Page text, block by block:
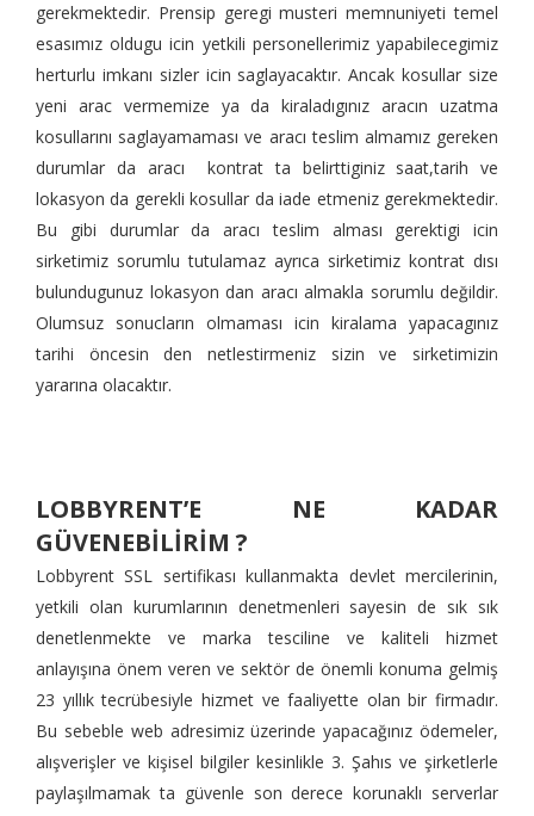
gerekmektedir. Prensip geregi musteri memnuniyeti temel
esasımız oldugu icin yetkili personellerimiz yapabilecegimiz
herturlu imkanı sizler icin saglayacaktır. Ancak kosullar size
yeni arac vermemize ya da kiraladıgınız aracın uzatma
kosullarını saglayamaması ve aracı teslim almamız gereken
durumlar da aracı kontrat ta belirttiginiz saat,tarih ve
lokasyon da gerekli kosullar da iade etmeniz gerekmektedir.
Bu gibi durumlar da aracı teslim alması gerektigi icin
sirketimiz sorumlu tutulamaz ayrıca sirketimiz kontrat dısı
bulundugunuz lokasyon dan aracı almakla sorumlu değildir.
Olumsuz sonucların olmaması icin kiralama yapacagınız
tarihi öncesin den netlestirmeniz sizin ve sirketimizin
yararına olacaktır.
LOBBYRENT’E NE KADAR
GÜVENEBİLİRİM ?
Lobbyrent SSL sertifikası kullanmakta devlet mercilerinin,
yetkili olan kurumlarının denetmenleri sayesin de sık sık
denetlenmekte ve marka tesciline ve kaliteli hizmet
anlayışına önem veren ve sektör de önemli konuma gelmiş
23 yıllık tecrübesiyle hizmet ve faaliyette olan bir firmadır.
Bu sebeble web adresimiz üzerinde yapacağınız ödemeler,
alışverişler ve kişisel bilgiler kesinlikle 3. Şahıs ve şirketlerle
paylaşılmamak ta güvenle son derece korunaklı serverlar